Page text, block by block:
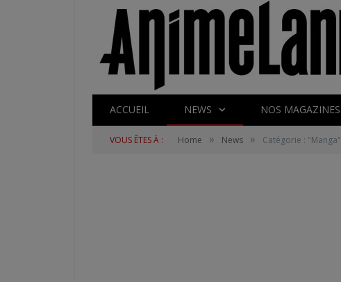
ACCUEIL NEWS NOS MAGAZINES
VOUS ÊTES À : Home » News » Catégorie : "Manga"